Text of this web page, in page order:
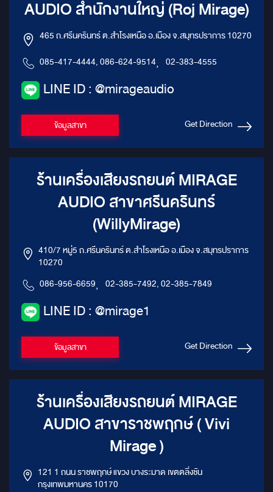
ร้องคมชัด เสียงดนตรีมีมิติ และเบสหนักแน่นเต็มอิ่ม
AUDIO สำนักงานใหญ่ (Roj Mirage)
465 ถ.ศรีนครินทร์ ต.สำโรงเหนือ อ.เมือง จ.สมุทรปราการ 10270
085-417-4444, 086-624-9514, 02-383-4555
LINE ID : @mirageaudio
ข้อมูลสาขา Get Direction
ร้านเครื่องเสียงรถยนต์ MIRAGE
AUDIO สาขาศรีนครินทร์
(WillyMirage)
410/7 หมู่5 ถ.ศรีนครินทร์ ต.สำโรงเหนือ อ.เมือง จ.สมุทรปราการ
10270
086-956-6659, 02-385-7492, 02-385-7849
LINE ID : @mirage1
ข้อมูลสาขา Get Direction
ร้านเครื่องเสียงรถยนต์ MIRAGE
AUDIO สาขาราชพฤกษ์ ( Vivi
Mirage )
121 1 ถนน ราชพฤกษ์ แขวง บางระมาด เขตตลิ่งชัน
กรุงเทพมหานคร 10170